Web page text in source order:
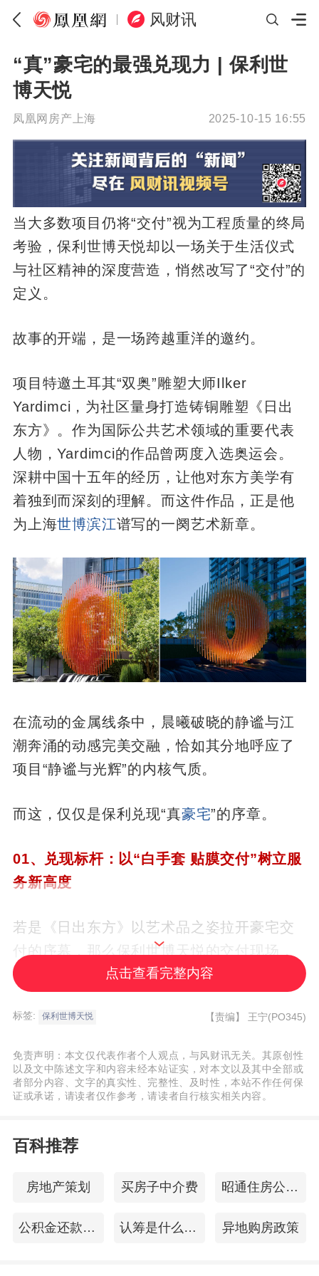
风财讯
“真”豪宅的最强兑现力 | 保利世
博天悦
凤凰网房产上海 2025-10-15 16:55
当大多数项目仍将“交付”视为工程质量的终局
考验，保利世博天悦却以一场关于生活仪式
与社区精神的深度营造，悄然改写了“交付”的
定义。
故事的开端，是一场跨越重洋的邀约。
项目特邀土耳其“双奥”雕塑大师Ilker
Yardimci，为社区量身打造铸铜雕塑《日出
东方》。作为国际公共艺术领域的重要代表
人物，Yardimci的作品曾两度入选奥运会。
深耕中国十五年的经历，让他对东方美学有
着独到而深刻的理解。而这件作品，正是他
为上海世博滨江谱写的一阕艺术新章。
在流动的金属线条中，晨曦破晓的静谧与江
潮奔涌的动感完美交融，恰如其分地呼应了
项目“静谧与光辉”的内核气质。
而这，仅仅是保利兑现“真豪宅”的序章。
01、兑现标杆：以“白手套 贴膜交付”树立服
务新高度
若是《日出东方》以艺术品之姿拉开豪宅交
付的序幕，那么保利世博天悦的交付现场，
便是将这份用心从艺术构想落地为生活实
仅以建筑空间回应时代需求，更将“高阶服
1）归家仪式：高阶美学布景，拉满专属惊喜
交付现场宛如一场精心筹备的生活美学展：
垂落如瀑的巨型花艺楼梯营造雅致氛围，为
业主预备的精美茶歇传递温情，每一步都在
点击查看完整内容
标签: 保利世博天悦 【责编】 王宁(PO345)
免责声明：本文仅代表作者个人观点，与风财讯无关。其原创性
以及文中陈述文字和内容未经本站证实，对本文以及其中全部或
者部分内容、文字的真实性、完整性、及时性，本站不作任何保
证或承诺，请读者仅作参考，请读者自行核实相关内容。
百科推荐
房地产策划 买房子中介费 昭通住房公积金查询
公积金还款逾期 认筹是什么意思 异地购房政策